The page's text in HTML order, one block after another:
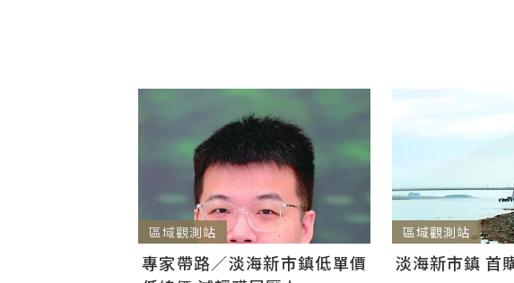
區域觀測站
專家帶路／淡海新市鎮低單價
區域觀測站
淡海新市鎮 首